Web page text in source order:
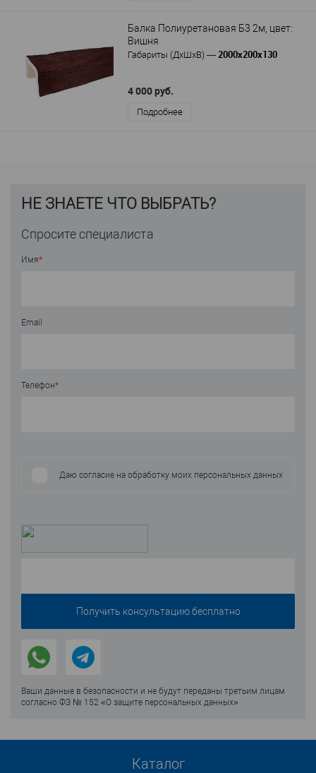
Балка Полиуретановая Б3 2м, цвет:
Вишня
Габариты (ДхШхВ) — 2000х200х130
4 000 руб.
Подробнее
НЕ ЗНАЕТЕ ЧТО ВЫБРАТЬ?
Спросите специалиста
Имя*
Email
Телефон*
Даю согласие на обработку моих персональных данных
Ваши данные в безопасности и не будут переданы третьим лицам
согласно ФЗ № 152 «О защите персональных данных»
Каталог